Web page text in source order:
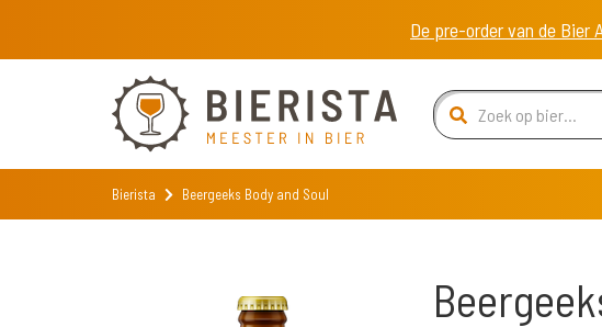
De pre-order van de
Bierista Beergeeks Body and Soul